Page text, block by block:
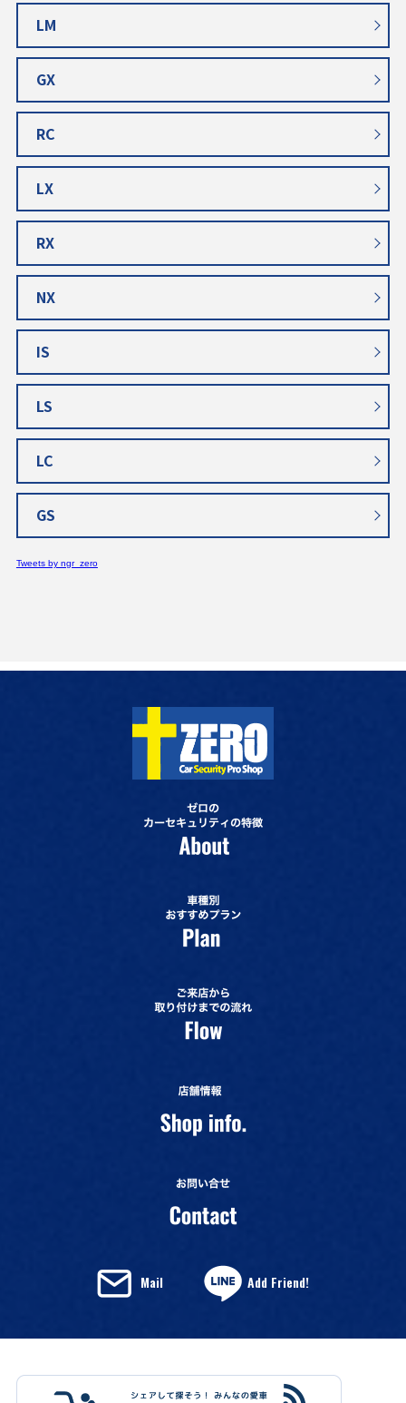
LM
GX
RC
LX
RX
NX
IS
LS
LC
GS
Tweets by ngr_zero
Mail Add Friend!